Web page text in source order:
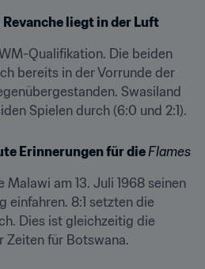
liegt in der Luft
Qualifikation. Die beiden
bereits in der Vorrunde der
Swasiland
Spielen durch (6:0 und 2:1).
Erinnerungen für die Flames
am 13. Juli 1968 seinen
Dies ist gleichzeitig die
Zeiten für Botswana.